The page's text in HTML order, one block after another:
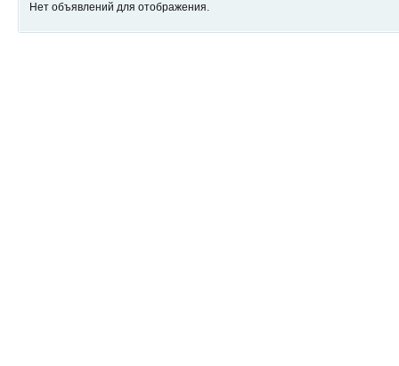
Нет объявлений для отображения.